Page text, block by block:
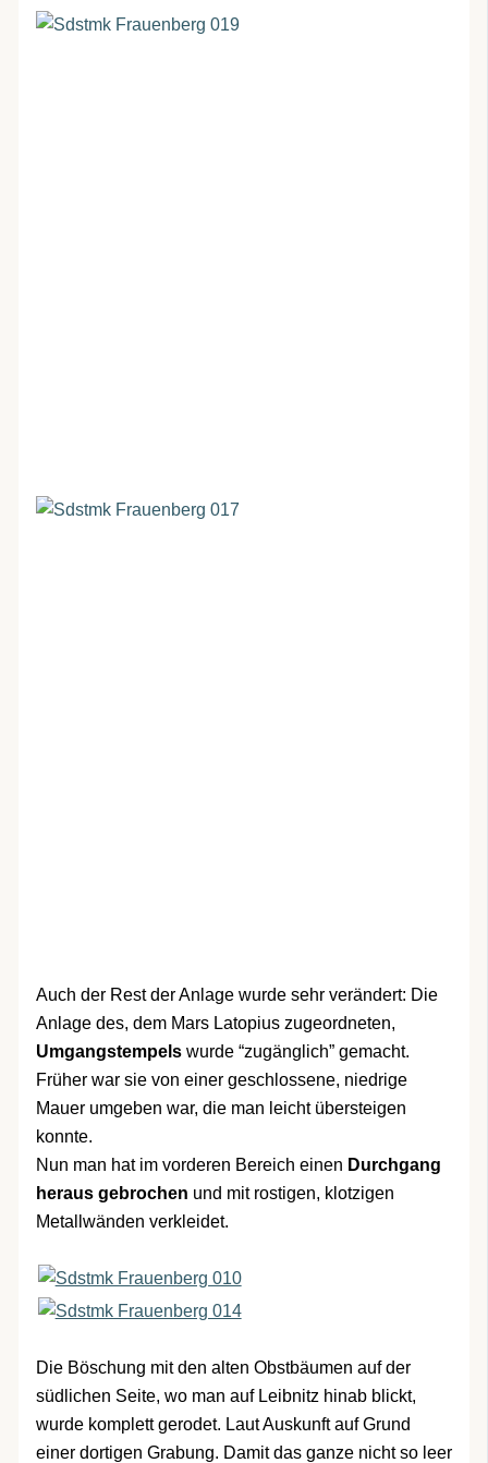
Auch der Rest der Anlage wurde sehr verändert: Die
Anlage des, dem Mars Latopius zugeordneten,
Umgangstempelswurde “zugänglich” gemacht.
Früher war sie von einer geschlossene, niedrige
Mauer umgeben war, die man leicht übersteigen
konnte.
Nun man hat im vorderen Bereich einen Durchgang
heraus gebrochen und mit rostigen, klotzigen
Metallwänden verkleidet.
Die Böschung mit den alten Obstbäumen auf der
südlichen Seite, wo man auf Leibnitz hinab blickt,
wurde komplett gerodet. Laut Auskunft auf Grund
einer dortigen Grabung. Damit das ganze nicht so leer